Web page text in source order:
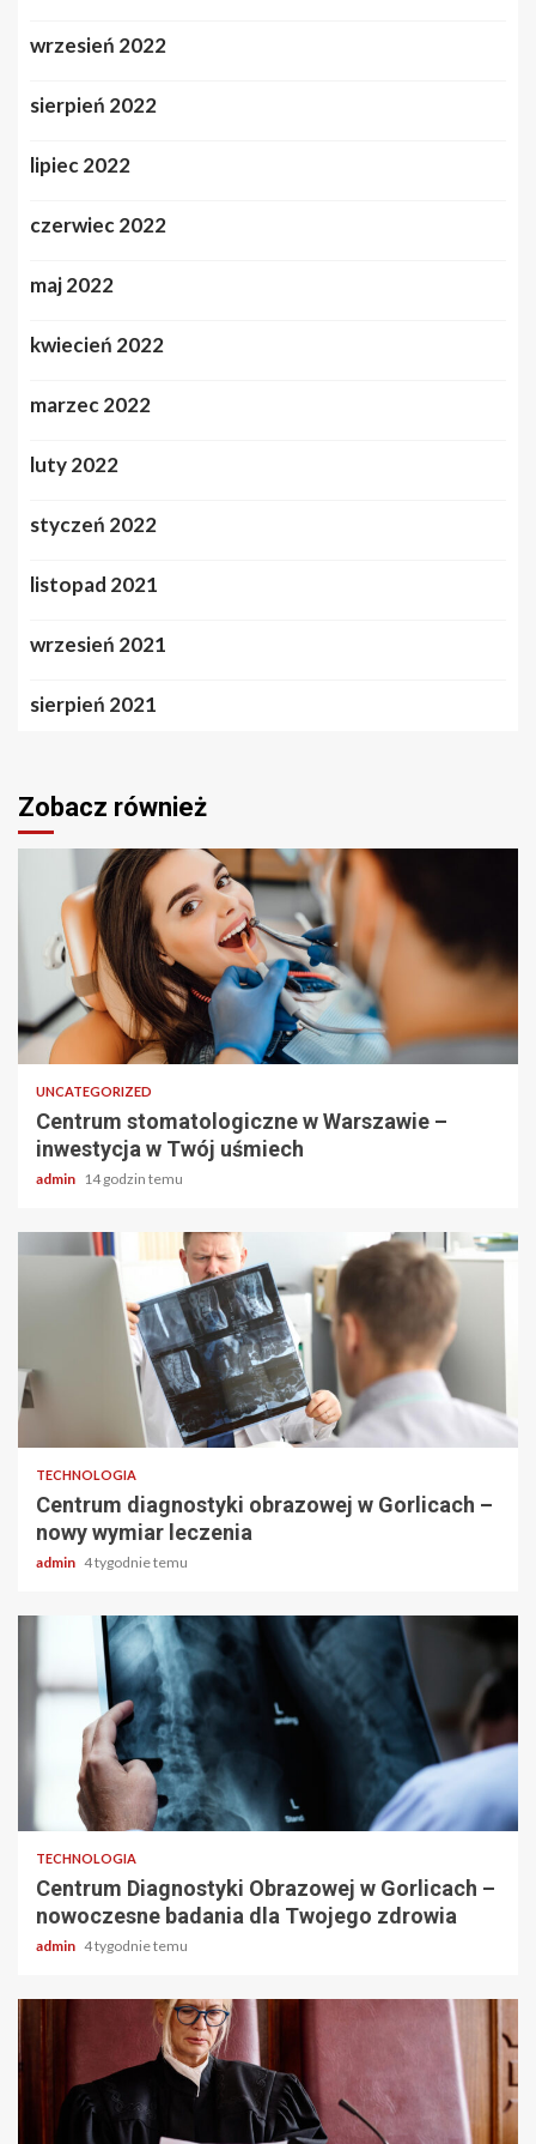
wrzesień 2022
sierpień 2022
lipiec 2022
czerwiec 2022
maj 2022
kwiecień 2022
marzec 2022
luty 2022
styczeń 2022
listopad 2021
wrzesień 2021
sierpień 2021
Zobacz również
2 min odczytu
UNCATEGORIZED
Centrum stomatologiczne w Warszawie –
inwestycja w Twój uśmiech
admin 14 godzin temu
TECHNOLOGIA
Centrum diagnostyki obrazowej w Gorlicach –
nowy wymiar leczenia
admin 4 tygodnie temu
2 min odczytu
TECHNOLOGIA
Centrum Diagnostyki Obrazowej w Gorlicach –
nowoczesne badania dla Twojego zdrowia
admin 4 tygodnie temu